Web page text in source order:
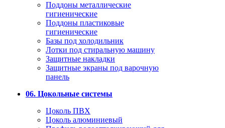
Поддоны металлические
гигиенические
Поддоны пластиковые
гигиенические
Базы под холодильник
Лотки под стиральную машину
Защитные накладки
Защитные экраны под варочную
панель
06. Цокольные системы
Цоколь ПВХ
Цоколь алюминиевый